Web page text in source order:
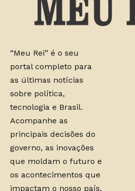
“Meu Rei” é o seu
portal completo para
as últimas notícias
sobre política,
tecnologia e Brasil.
Acompanhe as
principais decisões do
governo, as inovações
que moldam o futuro e
os acontecimentos que
impactam o nosso país.